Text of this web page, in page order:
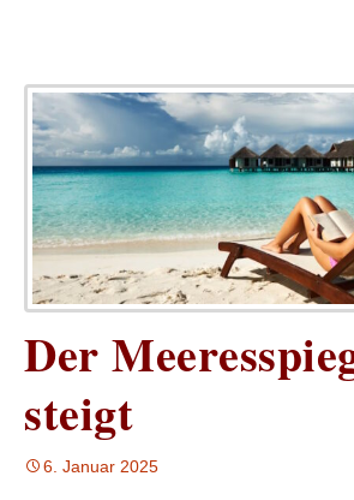
Der
steigt
6. Januar 2025